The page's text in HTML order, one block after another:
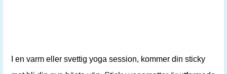
I en varm eller svettig yoga session, kommer din sticky